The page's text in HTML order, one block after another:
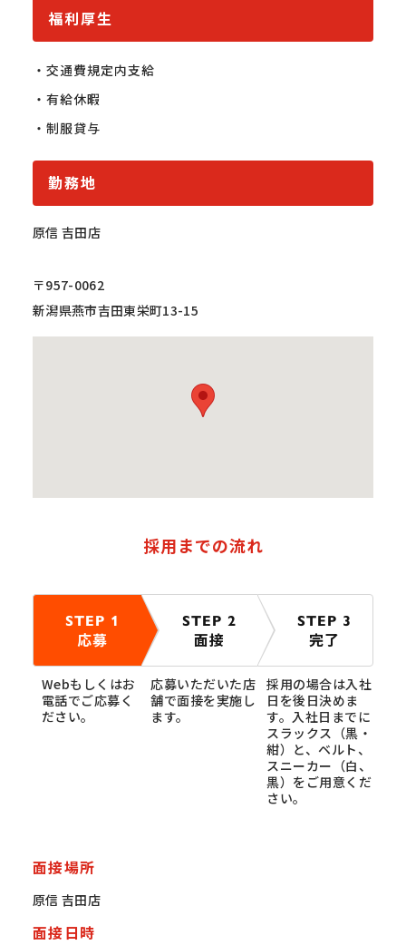
福利厚生
・交通費規定内支給
・有給休暇
・制服貸与
勤務地
原信 吉田店
〒957-0062
新潟県燕市吉田東栄町13-15
採用までの流れ
STEP 1
応募
Webもしくはお
電話でご応募く
ださい。
STEP 2
面接
応募いただいた店
舗で面接を実施し
ます。
STEP 3
完了
採用の場合は入社
日を後日決めま
す。入社日までに
スラックス（黒・
紺）と、ベルト、
スニーカー（白、
黒）をご用意くだ
さい。
面接場所
原信 吉田店
面接日時